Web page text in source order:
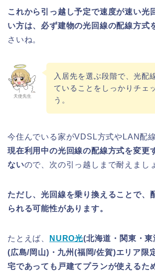
これから引っ越し予定で速度が速い光
い方は、必ず建物の光回線の配線方式
さいね。
天使先生
入居先を選ぶ段階で、光配
ていることをしっかりチェ
う。
今住んでいる家がVDSL方式やLAN配
現在利用中の光回線の配線方式を変更
ないので、次の引っ越しまで耐えまし
ただし、光回線を乗り換えることで、
られる可能性があります。
たとえば、 NURO光(北海道・関東・東
(広島/岡山)・九州(福岡/佐賀)エリア限
宅であっても戸建てプランが使えるた